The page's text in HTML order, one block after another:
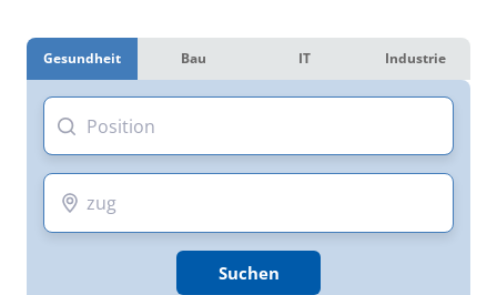
Gesundheit Bau IT Industrie
Suchen